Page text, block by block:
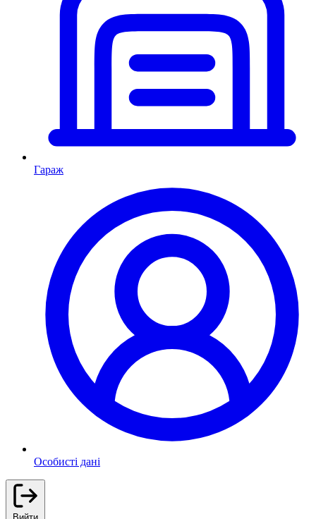
Гараж
Особисті дані